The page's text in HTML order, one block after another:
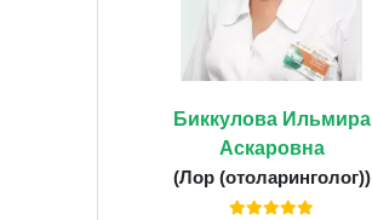
Биккулова Ильмира
Аскаровна
(Лор (отоларинголог))